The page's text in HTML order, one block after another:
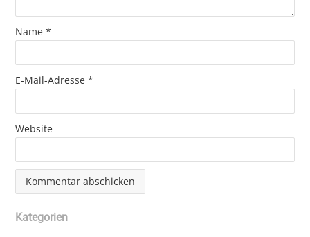
Name*
E-Mail-Adresse*
Website
Kategorien